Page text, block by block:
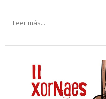
Leer más...